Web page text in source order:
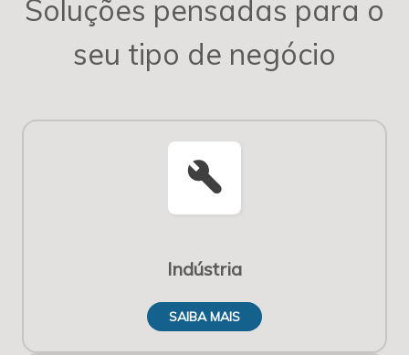
Soluções pensadas para o
seu tipo de negócio
build
Indústria
SAIBA MAIS